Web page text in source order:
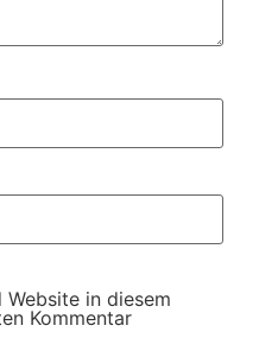
in diesem
Kommentar